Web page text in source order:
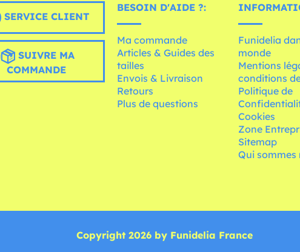
SERVICE CLIENT
SUIVRE MA
COMMANDE
BESOIN D'AIDE ?:
Ma commande
Articles & Guides des
tailles
Envois & Livraison
Retours
Plus de questions
Funidelia
monde
Mentions
conditions
Politique de
Cookies
Zone
Sitemap
Qui sommes
Copyright 2026 by Funidelia France